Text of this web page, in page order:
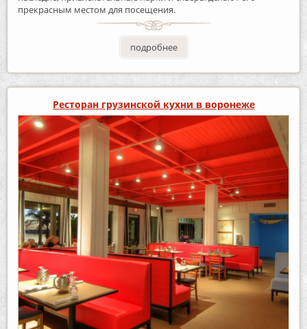
прекрасным местом для посещения.
подробнее
Ресторан грузинской кухни в воронеже